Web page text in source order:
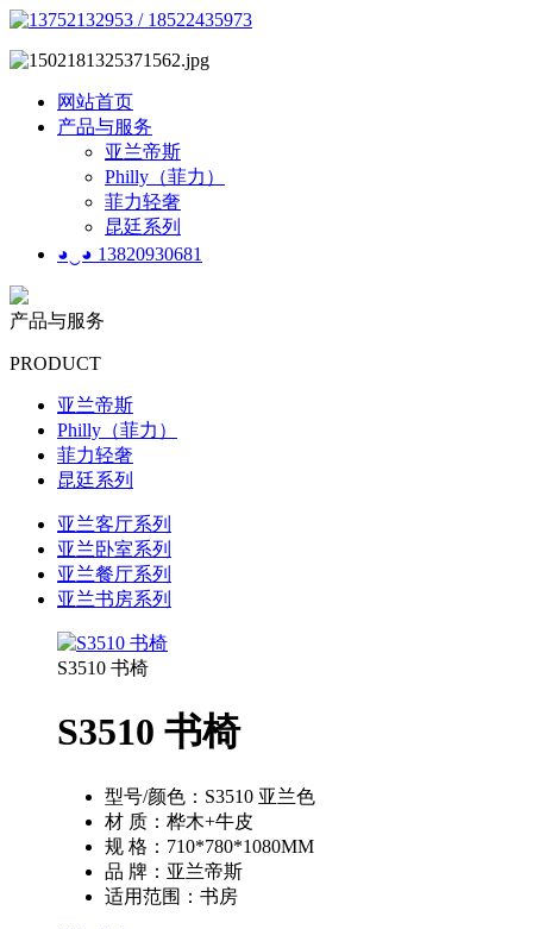
网站首页
产品与服务
亚兰帝斯
Philly（菲力）
菲力轻奢
昆廷系列
◕‿◕ 13820930681
产品与服务
PRODUCT
亚兰帝斯
Philly（菲力）
菲力轻奢
昆廷系列
亚兰客厅系列
亚兰卧室系列
亚兰餐厅系列
亚兰书房系列
S3510 书椅
S3510 书椅
型号/颜色： S3510 亚兰色
材 质： 桦木+牛皮
规 格： 710*780*1080MM
品 牌： 亚兰帝斯
适用范围： 书房